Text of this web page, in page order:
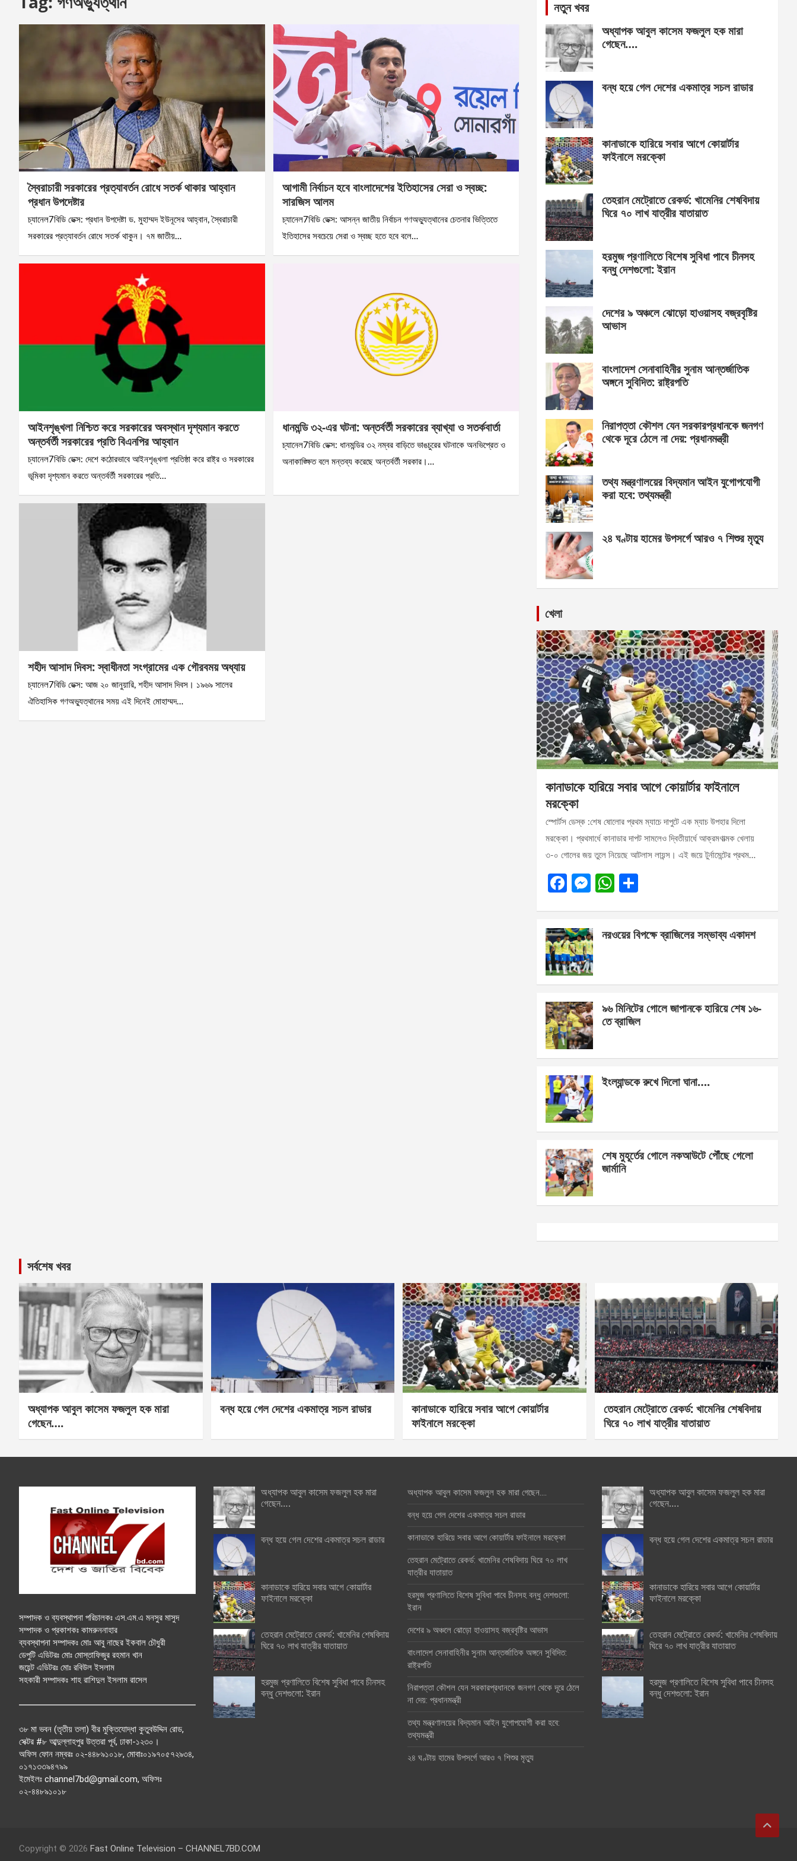
স্বৈরাচারী সরকারের প্রত্যাবর্তন রোধে সতর্ক থাকার আহ্বান
প্রধান উপদেষ্টার
চ্যানেল7বিডি ডেক্স: প্রধান উপদেষ্টা ড. মুহাম্মদ ইউনূসের আহ্বান, স্বৈরাচারী
সরকারের প্রত্যাবর্তন রোধে সতর্ক থাকুন। ৭ম জাতীয়…
আগামী নির্বাচন হবে বাংলাদেশের ইতিহাসের সেরা ও স্বচ্ছ:
সারজিস আলম
চ্যানেল7বিডি ডেক্স: আসন্ন জাতীয় নির্বাচন গণঅভ্যুত্থানের চেতনার ভিত্তিতে
ইতিহাসের সবচেয়ে সেরা ও স্বচ্ছ হতে হবে বলে…
আইনশৃঙ্খলা নিশ্চিত করে সরকারের অবস্থান দৃশ্যমান করতে
অন্তর্বর্তী সরকারের প্রতি বিএনপির আহ্বান
চ্যানেল7বিডি ডেক্স: দেশে কঠোরভাবে আইনশৃঙ্খলা প্রতিষ্ঠা করে রাষ্ট্র ও সরকারের
ভূমিকা দৃশ্যমান করতে অন্তর্বর্তী সরকারের প্রতি…
ধানমন্ডি ৩২-এর ঘটনা: অন্তর্বর্তী সরকারের ব্যাখ্যা ও সতর্কবার্তা
চ্যানেল7বিডি ডেক্স: ধানমন্ডির ৩২ নম্বর বাড়িতে ভাঙচুরের ঘটনাকে অনভিপ্রেত ও
অনাকাঙ্ক্ষিত বলে মন্তব্য করেছে অন্তর্বর্তী সরকার।…
শহীদ আসাদ দিবস: স্বাধীনতা সংগ্রামের এক গৌরবময় অধ্যায়
চ্যানেল7বিডি ডেক্স: আজ ২০ জানুয়ারি, শহীদ আসাদ দিবস। ১৯৬৯ সালের
ঐতিহাসিক গণঅভ্যুত্থানের সময় এই দিনেই মোহাম্মদ…
নতুন খবর
অধ্যাপক আবুল কাসেম ফজলুল হক মারা
গেছেন….
বন্ধ হয়ে গেল দেশের একমাত্র সচল রাডার
কানাডাকে হারিয়ে সবার আগে কোয়ার্টার
ফাইনালে মরক্কো
তেহরান মেট্রোতে রেকর্ড: খামেনির শেষবিদায়
ঘিরে ৭০ লাখ যাত্রীর যাতায়াত
হরমুজ প্রণালিতে বিশেষ সুবিধা পাবে চীনসহ
বন্ধু দেশগুলো: ইরান
দেশের ৯ অঞ্চলে ঝোড়ো হাওয়াসহ বজ্রবৃষ্টির
আভাস
বাংলাদেশ সেনাবাহিনীর সুনাম আন্তর্জাতিক
অঙ্গনে সুবিদিত: রাষ্ট্রপতি
নিরাপত্তা কৌশল যেন সরকারপ্রধানকে জনগণ
থেকে দূরে ঠেলে না দেয়: প্রধানমন্ত্রী
তথ্য মন্ত্রণালয়ের বিদ্যমান আইন যুগোপযোগী
করা হবে: তথ্যমন্ত্রী
২৪ ঘণ্টায় হামের উপসর্গে আরও ৭ শিশুর মৃত্যু
খেলা
কানাডাকে হারিয়ে সবার আগে কোয়ার্টার ফাইনালে
মরক্কো
স্পোর্টস ডেস্ক :শেষ ষোলোর প্রথম ম্যাচে দাপুটে এক ম্যাচ উপহার দিলো
মরক্কো। প্রথমার্ধে কানাডার দাপট সামলেও দ্বিতীয়ার্ধে আক্রমণাত্মক খেলায়
৩-০ গোলের জয় তুলে নিয়েছে আটলাস লায়ন্স। এই জয়ে টুর্নামেন্টের প্রথম…
F
b
o
o
k
M
n
g
er
W
s
e
নরওয়ের বিপক্ষে ব্রাজিলের সম্ভাব্য একাদশ
৯৬ মিনিটের গোলে জাপানকে হারিয়ে শেষ ১৬-
তে ব্রাজিল
ইংল্যান্ডকে রুখে দিলো ঘানা….
শেষ মুহূর্তের গোলে নকআউটে পৌঁছে গেলো
জার্মানি
সর্বশেষ খবর
অধ্যাপক আবুল কাসেম ফজলুল হক মারা
গেছেন….
বন্ধ হয়ে গেল দেশের একমাত্র সচল রাডার
কানাডাকে হারিয়ে সবার আগে কোয়ার্টার
ফাইনালে মরক্কো
তেহরান মেট্রোতে রেকর্ড: খামেনির শেষবিদায়
ঘিরে ৭০ লাখ যাত্রীর যাতায়াত
সম্পাদক ও ব্যবস্থাপনা পরিচালকঃ এস.এম.এ মনসুর মাসুদ
সম্পাদক ও প্রকাশকঃ কামরুননাহার
ব্যবস্থাপনা সম্পাদকঃ মোঃ আবু নাছের ইকবাল চৌধুরী
ডেপুটি এডিটরঃ মোঃ মোস্তাফিজুর রহমান খান
জয়েন্ট এডিটরঃ মোঃ রবিউল ইসলাম
সহকারী সম্পাদকঃ শাহ রাশিদুল ইসলাম রাসেল
৩৮ মা ভবন (তৃতীয় তলা) বীর মুক্তিযোদ্ধা কুতুবউদ্দিন রোড,
সেক্টর #৮ আব্দুল্লাহপুর উত্তরা পূর্ব, ঢাকা-১২৩০।
অফিস ফোন নম্বরঃ ০২-৪৪৮৯১০১৮, মোবাঃ০১৯৭০৫৭২৯৩৪,
০১৭১৩৩৯৪৭৯৯
ইমেইলঃ channel7bd@gmail.com, অফিসঃ
০২-৪৪৮৯১০১৮
অধ্যাপক আবুল কাসেম ফজলুল হক মারা
গেছেন….
বন্ধ হয়ে গেল দেশের একমাত্র সচল রাডার
কানাডাকে হারিয়ে সবার আগে কোয়ার্টার
ফাইনালে মরক্কো
তেহরান মেট্রোতে রেকর্ড: খামেনির শেষবিদায়
ঘিরে ৭০ লাখ যাত্রীর যাতায়াত
হরমুজ প্রণালিতে বিশেষ সুবিধা পাবে চীনসহ
বন্ধু দেশগুলো: ইরান
অধ্যাপক আবুল কাসেম ফজলুল হক মারা গেছেন….
বন্ধ হয়ে গেল দেশের একমাত্র সচল রাডার
কানাডাকে হারিয়ে সবার আগে কোয়ার্টার ফাইনালে মরক্কো
তেহরান মেট্রোতে রেকর্ড: খামেনির শেষবিদায় ঘিরে ৭০ লাখ
যাত্রীর যাতায়াত
হরমুজ প্রণালিতে বিশেষ সুবিধা পাবে চীনসহ বন্ধু দেশগুলো:
ইরান
দেশের ৯ অঞ্চলে ঝোড়ো হাওয়াসহ বজ্রবৃষ্টির আভাস
বাংলাদেশ সেনাবাহিনীর সুনাম আন্তর্জাতিক অঙ্গনে সুবিদিত:
রাষ্ট্রপতি
নিরাপত্তা কৌশল যেন সরকারপ্রধানকে জনগণ থেকে দূরে ঠেলে
না দেয়: প্রধানমন্ত্রী
তথ্য মন্ত্রণালয়ের বিদ্যমান আইন যুগোপযোগী করা হবে:
তথ্যমন্ত্রী
২৪ ঘণ্টায় হামের উপসর্গে আরও ৭ শিশুর মৃত্যু
অধ্যাপক আবুল কাসেম ফজলুল হক মারা
গেছেন….
বন্ধ হয়ে গেল দেশের একমাত্র সচল রাডার
কানাডাকে হারিয়ে সবার আগে কোয়ার্টার
ফাইনালে মরক্কো
তেহরান মেট্রোতে রেকর্ড: খামেনির শেষবিদায়
ঘিরে ৭০ লাখ যাত্রীর যাতায়াত
হরমুজ প্রণালিতে বিশেষ সুবিধা পাবে চীনসহ
বন্ধু দেশগুলো: ইরান
Copyright © 2026 Fast Online Television – CHANNEL7BD.COM